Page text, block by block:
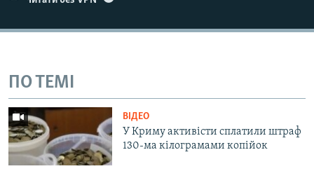
ПО ТЕМІ
ВІДЕО
У Криму активісти сплатили штраф
130-ма кілограмами копійок